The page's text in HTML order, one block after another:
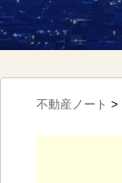
不動産ノート >